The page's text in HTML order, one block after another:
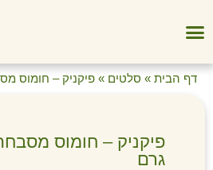
גרם
דף הבית » סלטים » פיקניק – חומוס מסבחה